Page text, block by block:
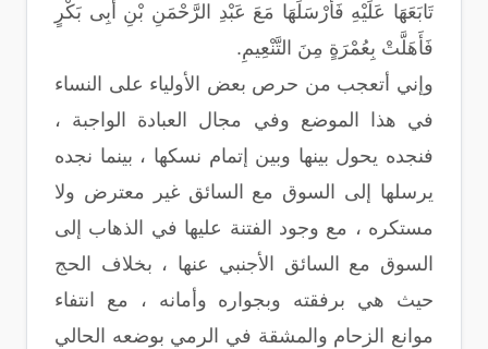
تَابَعَهَا عَلَيْهِ فَأَرْسَلَهَا مَعَ عَبْدِ الرَّحْمَنِ بْنِ أَبِى بَكْرٍ
فَأَهَلَّتْ بِعُمْرَةٍ مِنَ التَّنْعِيمِ.
وإني أتعجب من حرص بعض الأولياء على النساء
في هذا الموضع وفي مجال العبادة الواجبة ،
فنجده يحول بينها وبين إتمام نسكها ، بينما نجده
يرسلها إلى السوق مع السائق غير معترض ولا
مستكره ، مع وجود الفتنة عليها في الذهاب إلى
السوق مع السائق الأجنبي عنها ، بخلاف الحج
حيث هي برفقته وبجواره وأمانه ، مع انتفاء
موانع الزحام والمشقة في الرمي بوضعه الحالي